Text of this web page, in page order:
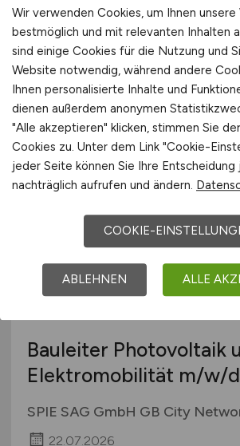
Bauleiter Photovoltaik
Elektromobilitätm/w/d
SPIE SAG GmbH GB City
22.07.2026
Mülsen bei Zwickau
Bauleiter Photovoltaik
Elektromobilität m/w/d
SPIE SAG GmbH GB City
22.07.2026
Wir verwenden Cookies, um Ihnen unsere
bestmöglich und mit relevanten Inhalten
sind einige Cookies für die Nutzung und
Website notwendig, während andere
Ihnen personalisierte Inhalte und
dienen außerdem anonymen
"Alle akzeptieren" klicken, stimmen Sie
Cookies zu. Unter dem Link "Cookie-
jeder Seite können Sie Ihre
nachträglich aufrufen und ändern.
COOKIE-
ABLEHNEN ALLE